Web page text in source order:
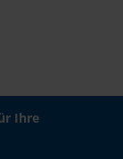
Ihre